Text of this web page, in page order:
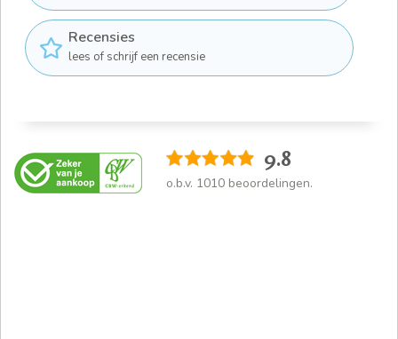
Recensies
lees of schrijf een recensie
9.8
o.b.v. 1010 beoordelingen.